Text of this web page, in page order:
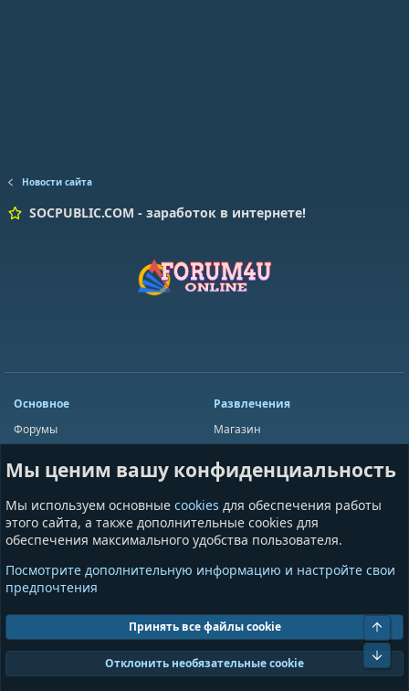
Новости сайта
SOCPUBLIC.COM - заработок в интернете!
Основное
Форумы
Мини-чат
Ресурсы
Сообщества
Развлечения
Магазин
Лотереи
Приложения
Информация
Условия и правила
Политика конфиденциальности
Помощь
Разное
Общая информация
Пожертвования
GrayAndBlue (Dark)
Ширина Запросов 18 Время 0.0900s Память 11.01MB
Мы ценим вашу конфиденциальность
Мы используем основные cookies для обеспечения работы
этого сайта, а также дополнительные cookies для
обеспечения максимального удобства пользователя.
Посмотрите дополнительную информацию и настройте свои
предпочтения
Принять все файлы cookie
Отклонить необязательные cookie